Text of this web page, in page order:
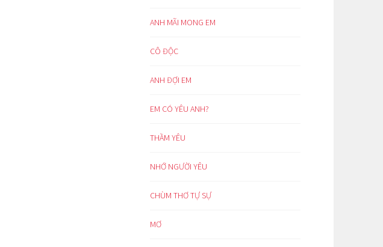
ANH MÃI MONG EM
CÔ ĐỘC
ANH ĐỢI EM
EM CÓ YÊU ANH?
THẦM YÊU
NHỚ NGƯỜI YÊU
CHÙM THƠ TỰ SỰ
MƠ